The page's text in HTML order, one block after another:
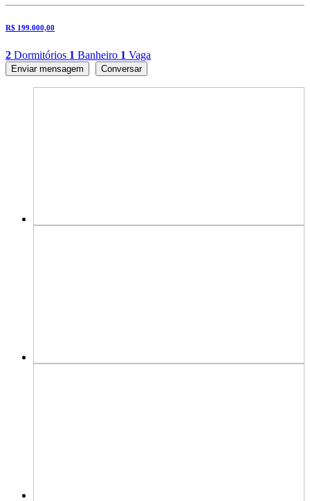
R$ 199.000,00
2 Dormitórios 1 Banheiro 1 Vaga
Enviar mensagem Conversar